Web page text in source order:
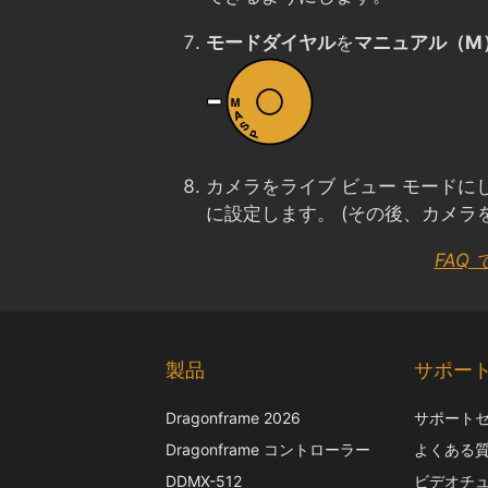
モードダイヤルをマニュアル（M
カメラをライブ ビュー モードに
に設定します。 (その後、カメラ
FAQ
製品
Dragonframe 2026
Dragonframe コントローラー
DDMX-512
サポー
サポート
よくある
ビデオチ